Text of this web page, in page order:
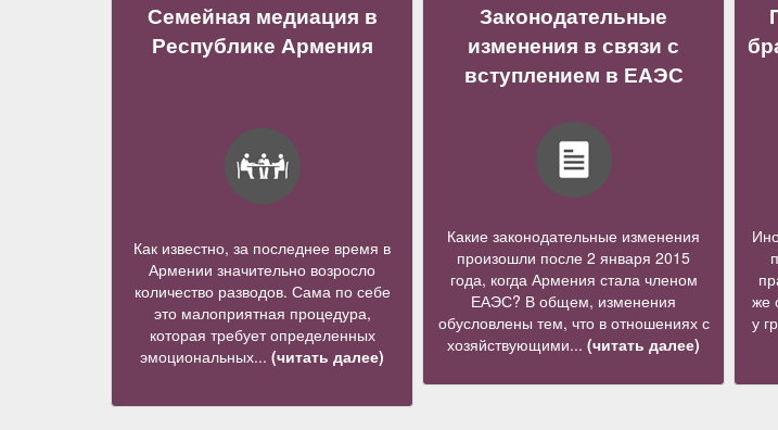
Семейная медиация в
Республике Армения
Как известно, за последнее время в
Армении значительно возросло
количество разводов. Сама по себе
это малоприятная процедура,
которая требует определенных
эмоциональных... (читать далее)
Законодательные
изменения в связи с
вступлением в ЕАЭС
Какие законодательные изменения
произошли после 2 января 2015
года, когда Армения стала членом
ЕАЭС? В общем, изменения
обусловлены тем, что в отношениях с
хозяйствующими... (читать далее)
же
у